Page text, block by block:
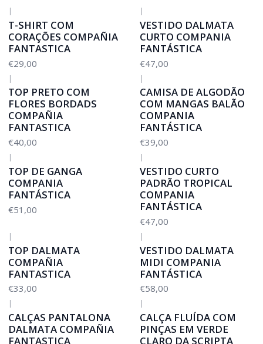
|
T-SHIRT COM
CORAÇÕES COMPAÑIA
FANTASTICA
€29,00
|
VESTIDO DALMATA
CURTO COMPANIA
FANTÁSTICA
€47,00
|
TOP PRETO COM
FLORES BORDADS
COMPAÑIA
FANTASTICA
€40,00
|
CAMISA DE ALGODÃO
COM MANGAS BALÃO
COMPANIA
FANTÁSTICA
€39,00
|
TOP DE GANGA
COMPANIA
FANTÁSTICA
€51,00
|
VESTIDO CURTO
PADRÃO TROPICAL
COMPANIA
FANTÁSTICA
€47,00
|
TOP DALMATA
COMPAÑIA
FANTASTICA
€33,00
|
VESTIDO DALMATA
MIDI COMPANIA
FANTÁSTICA
€58,00
|
CALÇAS PANTALONA
DALMATA COMPAÑIA
FANTASTICA
|
CALÇA FLUÍDA COM
PINÇAS EM VERDE
CLARO DA SCRIPTA